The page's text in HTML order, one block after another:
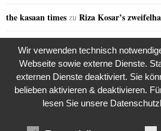
the kasaan times zu Riza Kosar’s
the kasaan times Riza Kosar’s
the kasaan times Riza Kosar’s
the kasaan times zu Riza Kosar’s
Wir verwenden technisch
Webseite sowie externe Dienste.
externen Dienste deaktiviert. Sie
belieben aktivieren & deaktivieren.
lesen Sie unsere